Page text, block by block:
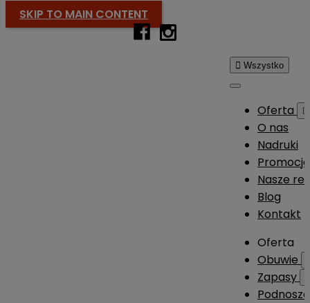
SKIP TO MAIN CONTENT
 Wszystko
Oferta 
O nas
Nadruki
Promocje
Nasze
Blog
Kontakt
Oferta
Obuwie
Zapasy